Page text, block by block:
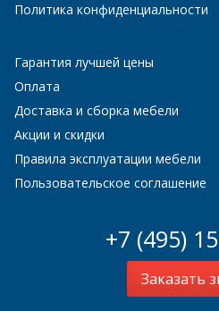
Политика конфиденциальности
Гарантия лучшей цены
Оплата
Доставка и сборка мебели
Акции и скидки
Правила эксплуатации мебели
Пользовательское соглашение
+7 (495)
Заказать